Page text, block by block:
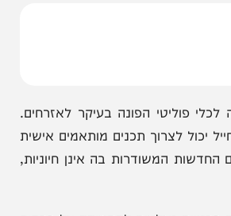
הפונה בעיקר לאזרחים.